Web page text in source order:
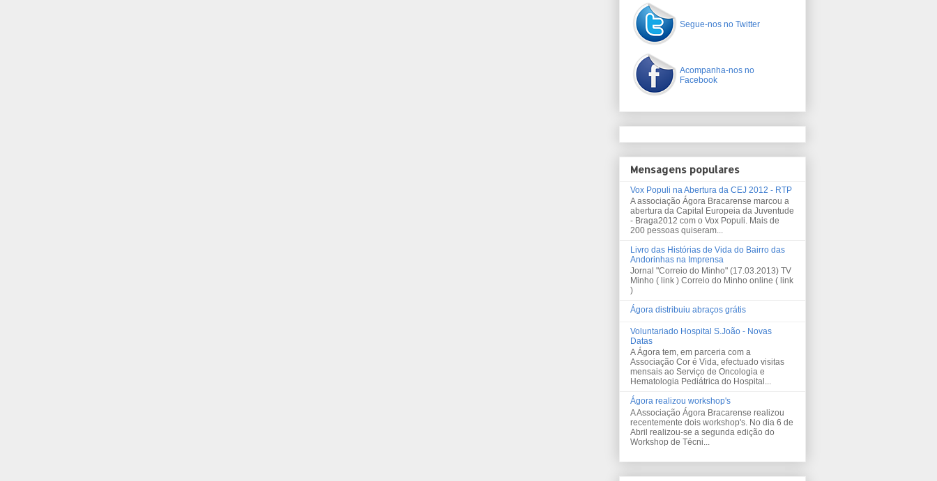
Segue-nos no Twitter
Acompanha-nos no
Facebook
Mensagens populares
Vox Populi na Abertura da CEJ 2012 - RTP
A associação Ágora Bracarense marcou a
abertura da Capital Europeia da Juventude
- Braga2012 com o Vox Populi. Mais de
200 pessoas quiseram...
Livro das Histórias de Vida do Bairro das
Andorinhas na Imprensa
Jornal "Correio do Minho" (17.03.2013) TV
Minho ( link ) Correio do Minho online ( link
)
Ágora distribuiu abraços grátis
Voluntariado Hospital S.João - Novas
Datas
A Ágora tem, em parceria com a
Associação Cor é Vida, efectuado visitas
mensais ao Serviço de Oncologia e
Hematologia Pediátrica do Hospital...
Ágora realizou workshop's
A Associação Ágora Bracarense realizou
recentemente dois workshop's. No dia 6 de
Abril realizou-se a segunda edição do
Workshop de Técni...